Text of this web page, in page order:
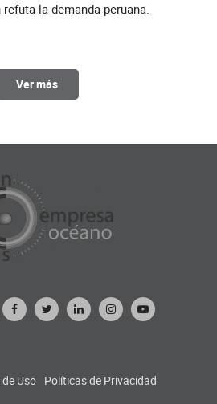
la demanda peruana.
Ver más
Uso Políticas de Privacidad